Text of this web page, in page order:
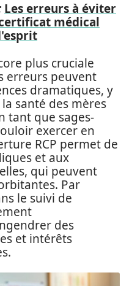
Les erreurs à éviter
médical
plus cruciale
erreurs peuvent
dramatiques, y
santé des mères
tant que sages-
exercer en
RCP permet de
et aux
qui peuvent
Par
le suivi de
des
et intérêts